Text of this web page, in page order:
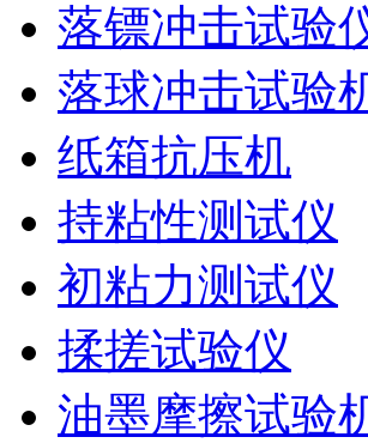
落镖冲击试验
落球冲击试验
纸箱抗压机
持粘性测试仪
初粘力测试仪
揉搓试验仪
油墨摩擦试验